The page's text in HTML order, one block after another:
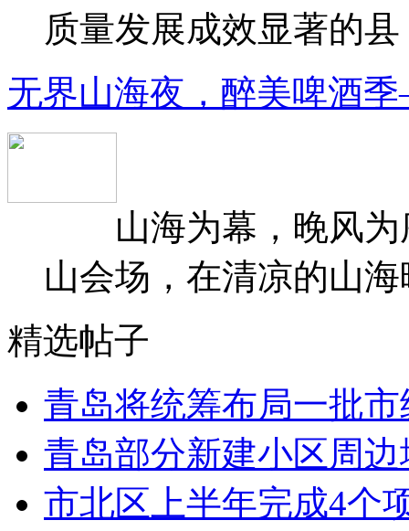
质量发展成效显著的
无界山海夜，醉美啤酒
山海为幕，晚风为
山会场，在清凉的山
精选帖子
青岛将统筹布局一批市
青岛部分新建小区周
市北区上半年完成4个